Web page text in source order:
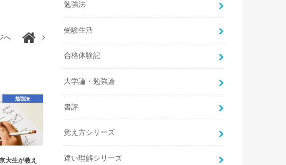
へ
勉強法
大生が教え
勉強法
受験生活
合格体験記
大学論・勉強論
書評
覚え方シリーズ
違い理解シリーズ